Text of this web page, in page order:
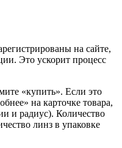
на сайте,
Это ускорит процесс
«купить». Если это
на карточке товара,
и радиус). Количество
линз в упаковке